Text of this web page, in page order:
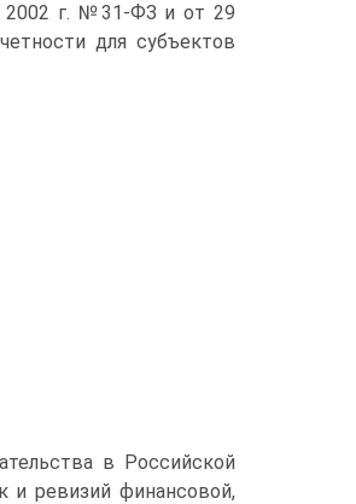
2002 г. №31-ФЗ и от 29
для субъектов
в Российской
и ревизий финансовой,